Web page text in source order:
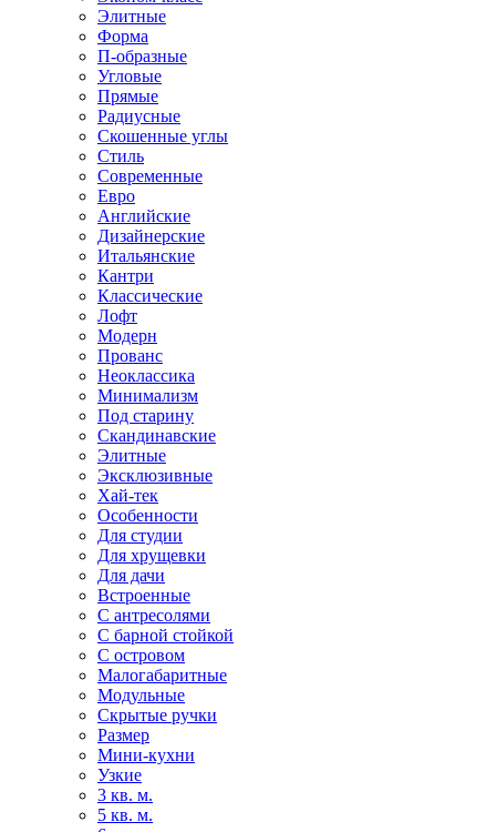
Элитные
Форма
П-образные
Угловые
Прямые
Радиусные
Скошенные углы
Стиль
Современные
Евро
Английские
Дизайнерские
Итальянские
Кантри
Классические
Лофт
Модерн
Прованс
Неоклассика
Минимализм
Под старину
Скандинавские
Элитные
Эксклюзивные
Хай-тек
Особенности
Для студии
Для хрущевки
Для дачи
Встроенные
С антресолями
С барной стойкой
С островом
Малогабаритные
Модульные
Скрытые ручки
Размер
Мини-кухни
Узкие
3 кв. м.
5 кв. м.